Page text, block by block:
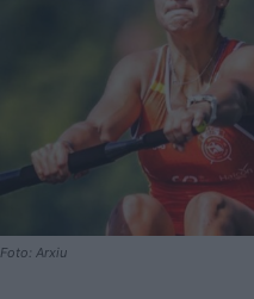
Foto: Arxiu